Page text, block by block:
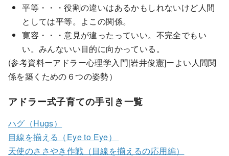
平等・・・役割の違いはあるかもしれないけど人間
としては平等。よこの関係。
寛容・・・意見が違ったっていい。不完全でもい
い。みんないい目的に向かっている。
(参考資料ーアドラー心理学入門[岩井俊憲]ーよい人間関
係を築くための６つの姿勢）
アドラー式子育ての手引き一覧
ハグ（Hugs）
目線を揃える（Eye to Eye）
天使のささやき作戦（目線を揃えるの応用編）